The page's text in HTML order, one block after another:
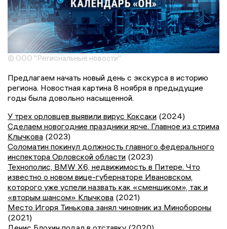
© ООО "Региональные новости"
Предлагаем начать новый день с экскурса в историю
региона. Новостная картина 8 ноября в предыдущие
годы была довольно насыщенной.
У трех орловцев выявили вирус Коксаки (2024)
Сделаем новогодние праздники ярче. Главное из стрима
Клычкова (2023)
Соломатин покинул должность главного федерального
инспектора Орловской области (2023)
Технополис, BMW Х6, недвижимость в Питере. Что
известно о новом вице-губернаторе Ивановском,
которого уже успели назвать как «сменщиком», так и
«вторым шансом» Клычкова (2021)
Место Игоря Тинькова занял чиновник из Минобороны
(2021)